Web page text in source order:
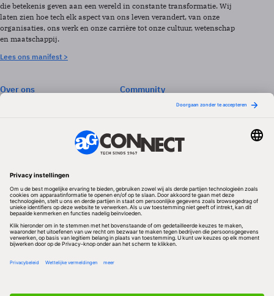
die betekenis geven aan een wereld in constante transformatie. Wij
laten zien hoe tech elk aspect van ons leven verandert, van onze
organisaties, ons werk en onze carrière tot onze cultuur, wetenschap
en maatschappij.
Lees ons manifest >
Over ons
Privacyinstellingen
Community
Events & Opleidingen
Vacatures
Whitepapers
Volg ons